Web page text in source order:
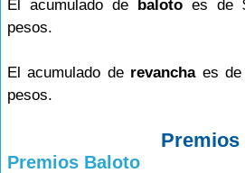
El acumulado de balotoes de $
pesos.
El acumulado de revanchaes de
pesos.
Premios
Premios Baloto